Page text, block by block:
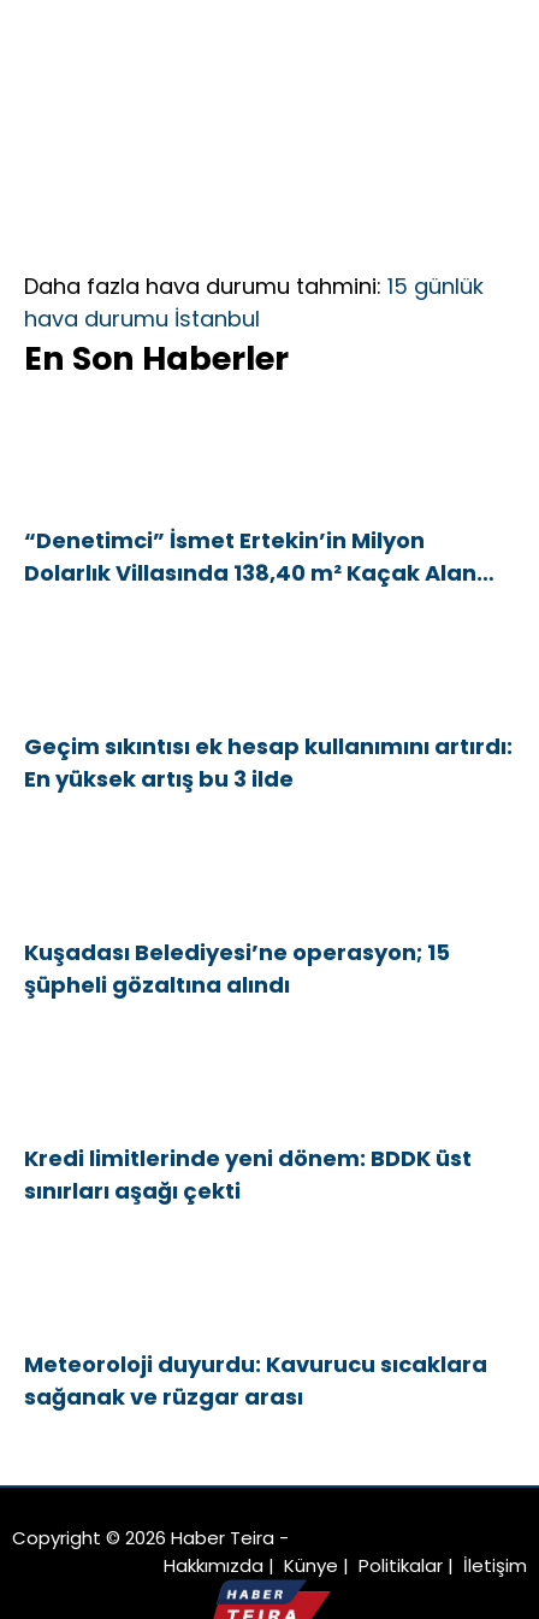
Daha fazla hava durumu tahmini: 15 günlük
hava durumu İstanbul
En Son Haberler
“Denetimci” İsmet Ertekin’in Milyon
Dolarlık Villasında 138,40 m² Kaçak Alan
Geçim sıkıntısı ek hesap kullanımını artırdı:
En yüksek artış bu 3 ilde
Kuşadası Belediyesi’ne operasyon; 15
şüpheli gözaltına alındı
Kredi limitlerinde yeni dönem: BDDK üst
sınırları aşağı çekti
Meteoroloji duyurdu: Kavurucu sıcaklara
sağanak ve rüzgar arası
Copyright © 2026 Haber Teira -
Hakkımızda | Künye | Politikalar | İletişim